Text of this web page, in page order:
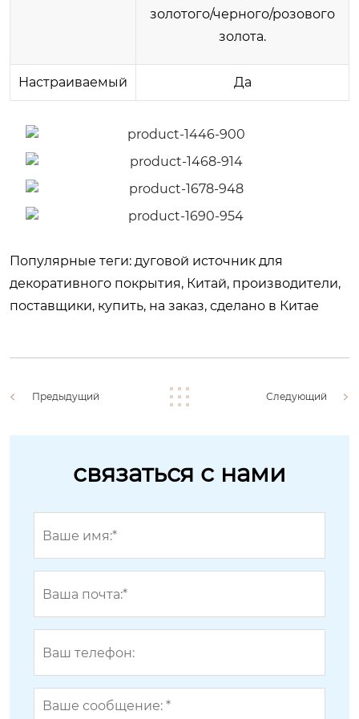
золотого/черного/розового
золота.
Настраиваемый Да
Популярные теги: дуговой источник для
декоративного покрытия, Китай, производители,
поставщики, купить, на заказ, сделано в Китае
Предыдущий Следующий
связаться с нами